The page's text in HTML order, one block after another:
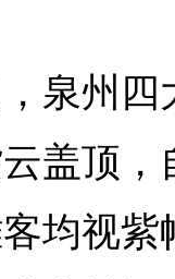
泉州
盖顶，
均视